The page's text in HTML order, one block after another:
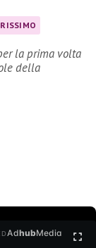
la prima volta
della
AdhubMedia